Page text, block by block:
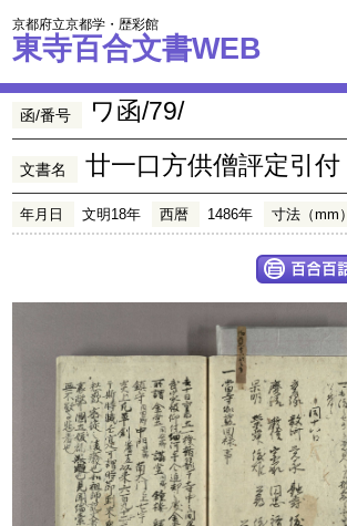
京都府立京都学・歴彩館
東寺百合文書WEB
函/番号 ワ函/79/
文書名 廿一口方供僧評定引付
年月日 文明18年 西暦 1486年 寸法（mm）